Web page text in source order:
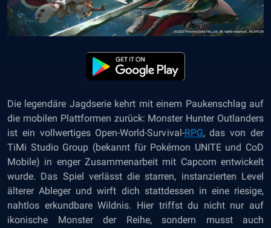
Die legendäre Jagdserie kehrt mit einem Paukenschlag auf
die mobilen Plattformen zurück: Monster Hunter Outlanders
ist ein vollwertiges Open-World-Survival-RPG, das von der
TiMi Studio Group (bekannt für Pokémon UNITE und CoD
Mobile) in enger Zusammenarbeit mit Capcom entwickelt
wurde. Das Spiel verlässt die starren, instanzierten Level
älterer Ableger und wirft dich stattdessen in eine riesige,
nahtlos erkundbare Wildnis. Hier triffst du nicht nur auf
ikonische Monster der Reihe, sondern musst auch